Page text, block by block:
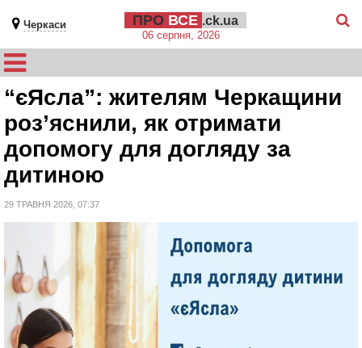
Черкаси ПРО ВСЕ .ck.ua
06 серпня, 2026
“єЯсла”: жителям Черкащини
роз’яснили, як отримати
допомогу для догляду за
дитиною
29 ТРАВНЯ 2026, 07:37